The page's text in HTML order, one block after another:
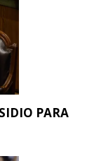
PARA